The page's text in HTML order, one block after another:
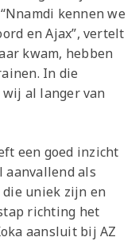
kennen we
en Ajax”, vertelt
kwam, hebben
In die
al langer van
een goed inzicht
aanvallend als
uniek zijn en
richting het
aansluit bij AZ